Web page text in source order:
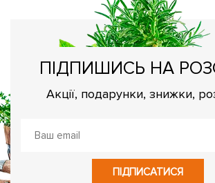
ПІДПИШИСЬ НА
Акції, подарунки, знижки,
ПІДПИСАТИСЯ